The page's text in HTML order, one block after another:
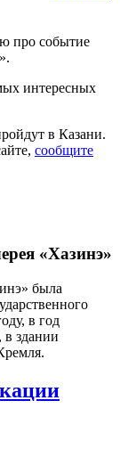
про событие
интересных
в Казани.
сообщите
«Хазинэ»
была
в год
в здании